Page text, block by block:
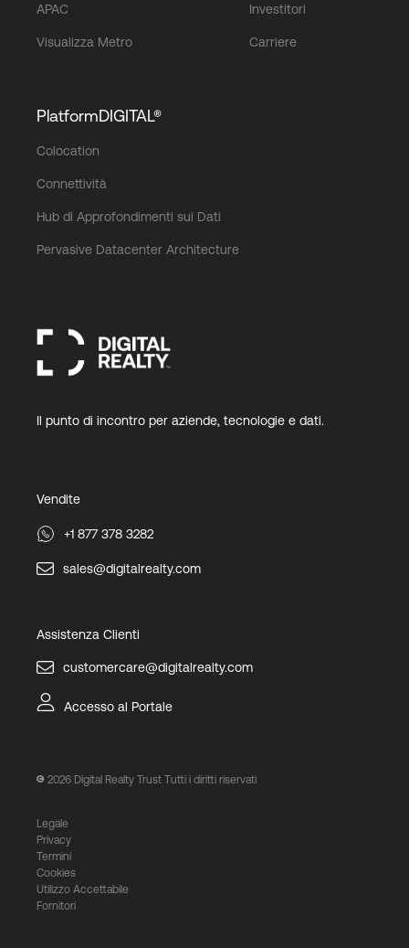
APAC
Visualizza Metro
Investitori
Carriere
PlatformDIGITAL®
Colocation
Connettività
Hub di Approfondimenti sui Dati
Pervasive Datacenter Architecture
Il punto di incontro per aziende, tecnologie e dati.
Vendite
+1 877 378 3282
sales@digitalrealty.com
Assistenza Clienti
customercare@digitalrealty.com
Accesso al Portale
2026 Digital Realty Trust Tutti i diritti riservati
Legale
Privacy
Termini
Cookies
Utilizzo Accettabile
Fornitori